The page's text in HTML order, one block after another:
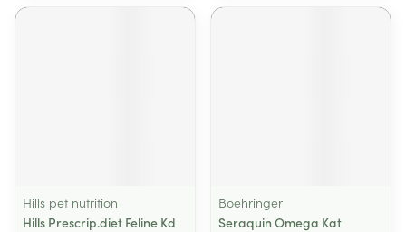
Hills pet nutrition
Hills Prescrip.diet Feline Kd
Boehringer
Seraquin Omega Kat